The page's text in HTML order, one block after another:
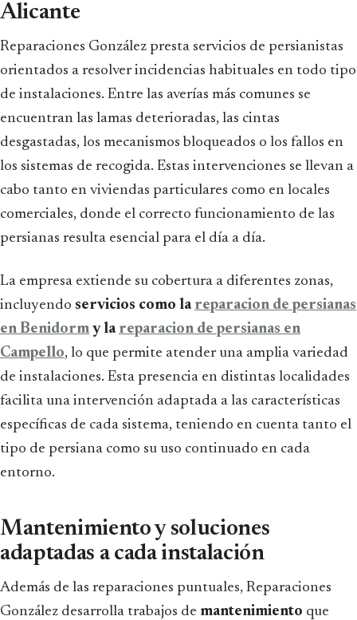
Alicante
Reparaciones González presta servicios de persianistas
orientados a resolver incidencias habituales en todo tipo
de instalaciones. Entre las averías más comunes se
encuentran las lamas deterioradas, las cintas
desgastadas, los mecanismos bloqueados o los fallos en
los sistemas de recogida. Estas intervenciones se llevan a
cabo tanto en viviendas particulares como en locales
comerciales, donde el correcto funcionamiento de las
persianas resulta esencial para el día a día.
La empresa extiende su cobertura a diferentes zonas,
incluyendo servicios como la reparacion de persianas
en Benidorm y la reparacion de persianas en
Campello, lo que permite atender una amplia variedad
de instalaciones. Esta presencia en distintas localidades
facilita una intervención adaptada a las características
específicas de cada sistema, teniendo en cuenta tanto el
tipo de persiana como su uso continuado en cada
entorno.
Mantenimiento y soluciones
adaptadas a cada instalación
Además de las reparaciones puntuales, Reparaciones
González desarrolla trabajos de mantenimiento que